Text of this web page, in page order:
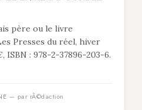
père ou le livre
Presses du réel, hiver
ISBN : 978-2-37896-203-6.
— par rÃ©daction